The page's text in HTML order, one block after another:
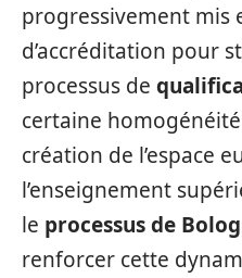
progressivement mis
d’accréditation pour
processus de
certaine
création de l’espace
l’enseignement
le processus de
renforcer cette